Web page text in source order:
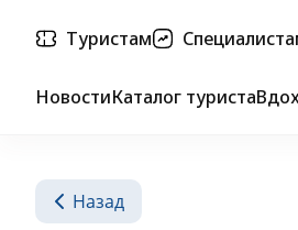
Туристам
НовостиКаталог туриста
Назад